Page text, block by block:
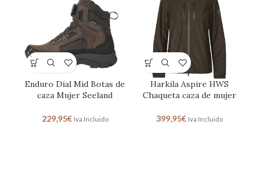
Enduro Dial Mid Botas de
caza Mujer Seeland
229,95€ Iva Incluido
Harkila Aspire HWS
Chaqueta caza de mujer
399,95€ Iva Incluido